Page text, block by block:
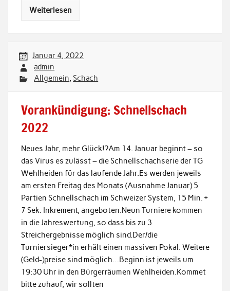
Weiterlesen
Januar 4, 2022
admin
Allgemein,Schach
Vorankündigung: Schnellschach
2022
Neues Jahr, mehr Glück!?Am 14. Januar beginnt – so
das Virus es zulässt – die Schnellschachserie der TG
Wehlheiden für das laufende Jahr.Es werden jeweils
am ersten Freitag des Monats (Ausnahme Januar) 5
Partien Schnellschach im Schweizer System, 15 Min. +
7 Sek. Inkrement, angeboten.Neun Turniere kommen
in die Jahreswertung, so dass bis zu 3
Streichergebnisse möglich sind.Der/die
Turniersieger*in erhält einen massiven Pokal. Weitere
(Geld-)preise sind möglich…Beginn ist jeweils um
19:30 Uhr in den Bürgerräumen Wehlheiden.Kommet
bitte zuhauf, wir sollten